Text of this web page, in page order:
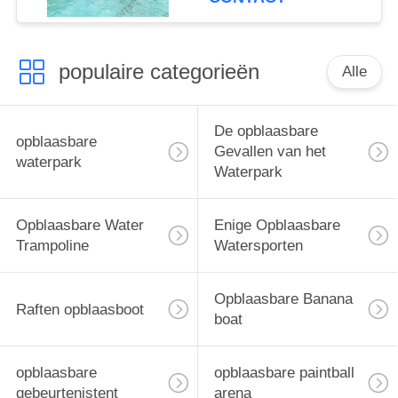
populaire categorieën Alle
opblaasbare
waterpark
De opblaasbare
Gevallen van het
Waterpark
Opblaasbare Water
Trampoline
Enige Opblaasbare
Watersporten
Raften opblaasboot
Opblaasbare Banana
boat
opblaasbare
gebeurtenistent
opblaasbare paintball
arena